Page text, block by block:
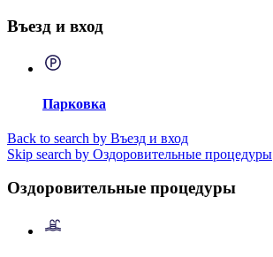
Въезд и вход
Парковка
Back to search by Въезд и вход
Skip search by Оздоровительные процедуры
Оздоровительные процедуры